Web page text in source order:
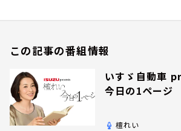
この記事の番組情報
いすゞ自動車
今日の1ページ
檀れい